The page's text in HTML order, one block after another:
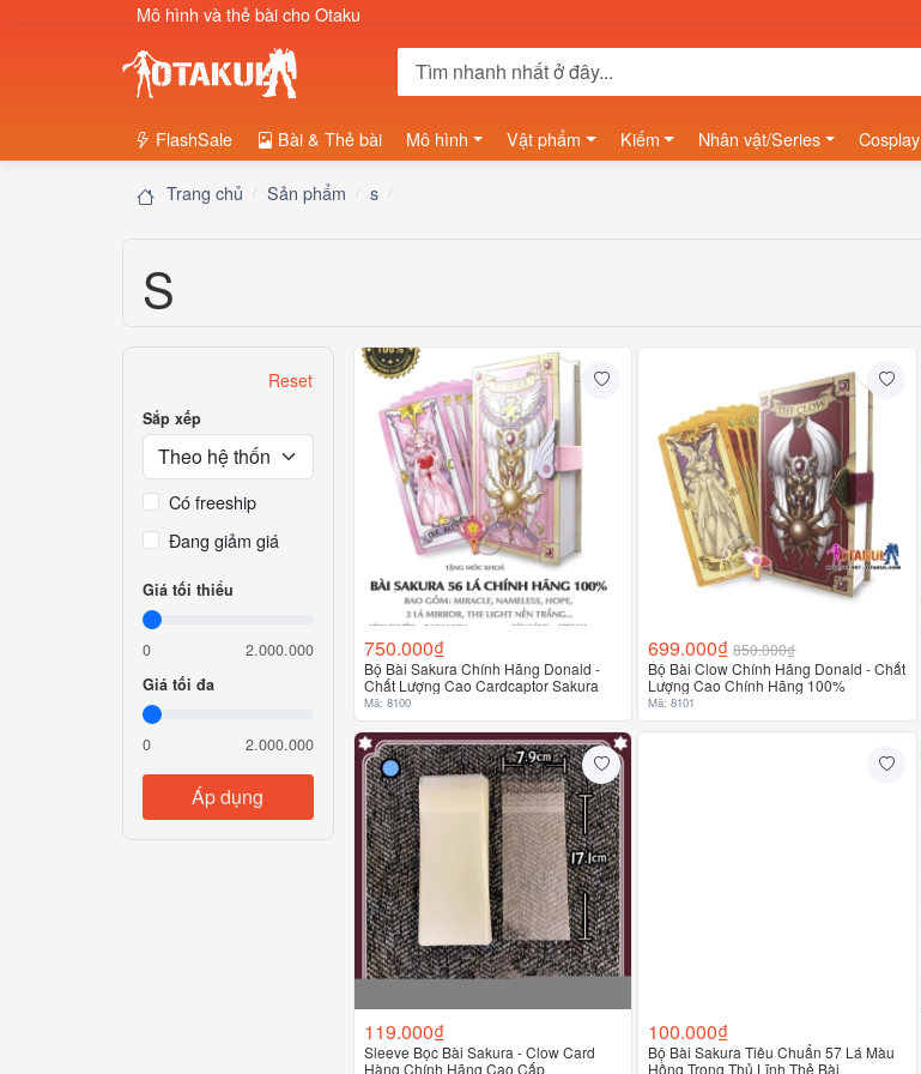
Mô hình và thẻ bài cho Otaku
FlashSale Bài & Thẻ bài Mô hình Vật phẩm Kiếm Nhân vật/Series Cosplay
Trang chủ Sản phẩm s
S
Reset
Sắp xếp
Có freeship
Đang giảm giá
Giá tối thiểu
0
2.000.000
Giá tối đa
0 2.000.000
Áp dụng
750.000₫
Bộ Bài Sakura Chính Hãng Donald -
Chất Lượng Cao Cardcaptor Sakura
Mã: 8100
699.000₫850.000₫
Bộ Bài Clow Chính Hãng Donald - Chất
Lượng Cao Chính Hãng 100%
Mã: 8101
119.000₫
Sleeve Bọc Bài Sakura - Clow Card
Hàng Chính Hãng Cao Cấp
100.000₫
Bộ Bài Sakura Tiêu Chuẩn 57 Lá Màu
Hồng Trong Thủ Lĩnh Thẻ Bài